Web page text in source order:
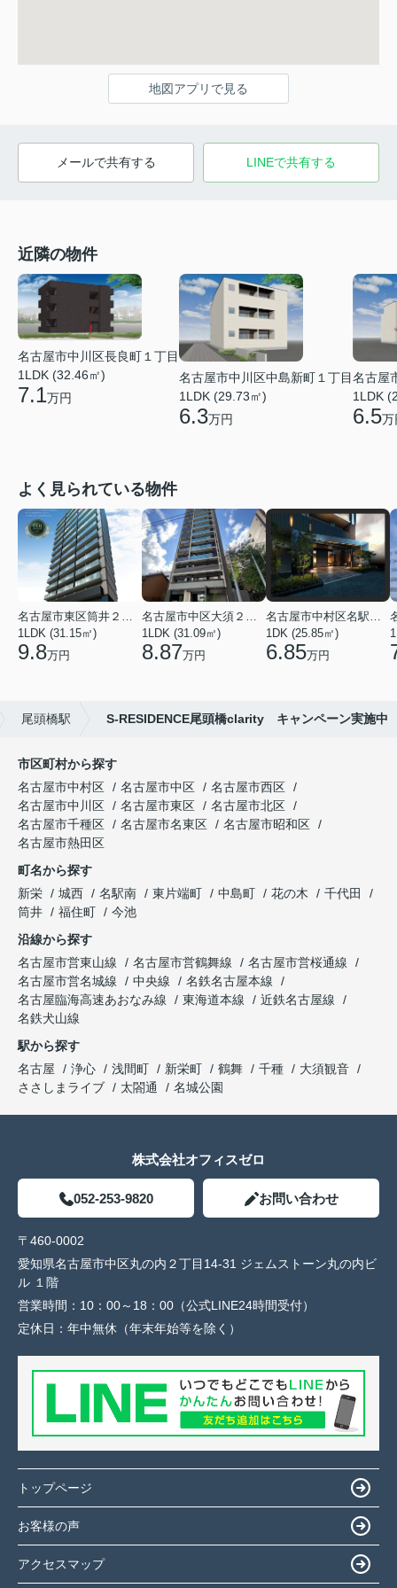
地図アプリで見る
メールで共有する LINEで共有する
近隣の物件
名古屋市中川区長良町１丁目
1LDK (32.46㎡)
7.1万円
名古屋市中川区中島新町１丁目
1LDK (29.73㎡)
6.3万円
名古屋
1LDK
6.5万
よく見られている物件
名古屋市東区筒井２丁目
1LDK (31.15㎡)
9.8万円
名古屋市中区大須２丁目
1LDK (31.09㎡)
8.87万円
名古屋市中村区名駅南３丁目
1DK (25.85㎡)
6.85万円
尾頭橋駅 S-RESIDENCE尾頭橋clarity キャンペーン実施中
市区町村から探す
名古屋市中村区
名古屋市中区
名古屋市西区
名古屋市中川区
名古屋市東区
名古屋市北区
名古屋市千種区
名古屋市名東区
名古屋市昭和区
名古屋市熱田区
町名から探す
新栄
城西 名駅南 東片端町 中島町 花の木
千代田
筒井
福住町
今池
沿線から探す
名古屋市営東山線
名古屋市営鶴舞線
名古屋市営桜通線
名古屋市営名城線
中央線
名鉄名古屋本線
名古屋臨海高速あおなみ線
東海道本線
近鉄名古屋線
名鉄犬山線
駅から探す
名古屋
浄心 浅間町 新栄町 鶴舞 千種
大須観音
ささしまライブ
太閤通 名城公園
株式会社オフィスゼロ
052-253-9820 お問い合わせ
〒460-0002
愛知県名古屋市中区丸の内２丁目14-31 ジェムストーン丸の内ビ
ル １階
営業時間： 10：00～18：00（公式LINE24時間受付）
定休日： 年中無休（年末年始等を除く）
トップページ
お客様の声
アクセスマップ